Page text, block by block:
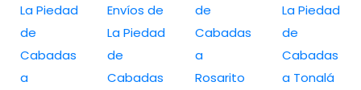
La Piedad
de
Cabadas
a
Envíos de
La Piedad
de
Cabadas
de
Cabadas
a
Rosarito
La Piedad
de
Cabadas
a Tonalá